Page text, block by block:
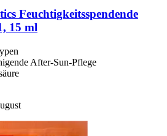
Feuchtigkeitsspendende
15 ml
After-Sun-Pflege